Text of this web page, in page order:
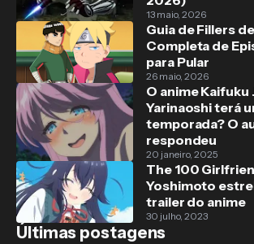
13 maio, 2026
Guia de Fillers
Completa de
para Pular
26 maio, 2026
O anime Kaifuku
Yarinaoshi terá
temporada? O
respondeu
20 janeiro, 2025
The 100
Yoshimoto
trailer do anime
30 julho, 2023
Últimas postagens